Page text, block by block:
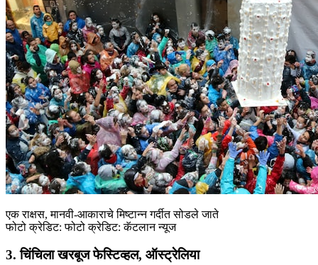
एक राक्षस, मानवी-आकाराचे मिष्टान्न गर्दीत सोडले जाते
फोटो क्रेडिट: फोटो क्रेडिट: कॅटलान न्यूज
3. चिंचिला खरबूज फेस्टिव्हल, ऑस्ट्रेलिया